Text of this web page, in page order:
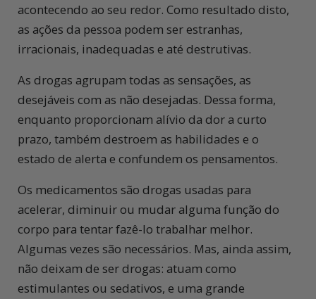
acontecendo ao seu redor. Como resultado disto,
as ações da pessoa podem ser estranhas,
irracionais, inadequadas e até destrutivas.
As drogas agrupam todas as sensações, as
desejáveis com as não desejadas. Dessa forma,
enquanto proporcionam alívio da dor a curto
prazo, também destroem as habilidades e o
estado de alerta e confundem os pensamentos.
Os medicamentos são drogas usadas para
acelerar, diminuir ou mudar alguma função do
corpo para tentar fazê-lo trabalhar melhor.
Algumas vezes são necessários. Mas, ainda assim,
não deixam de ser drogas: atuam como
estimulantes ou sedativos, e uma grande